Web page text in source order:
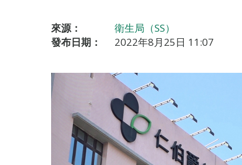
來源：
衛生局（SS）
發布日期：
2022年8月25日 11:07